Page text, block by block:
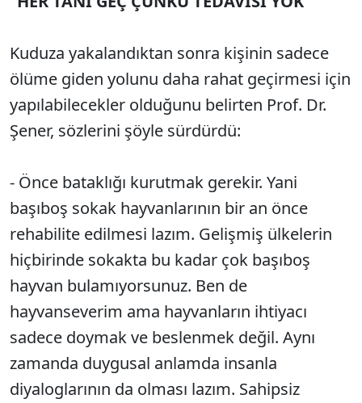
Kuduza yakalandıktan sonra kişinin sadece
ölüme giden yolunu daha rahat geçirmesi için
yapılabilecekler olduğunu belirten Prof. Dr.
Şener, sözlerini şöyle sürdürdü:
- Önce bataklığı kurutmak gerekir. Yani
başıboş sokak hayvanlarının bir an önce
rehabilite edilmesi lazım. Gelişmiş ülkelerin
hiçbirinde sokakta bu kadar çok başıboş
hayvan bulamıyorsunuz. Ben de
hayvanseverim ama hayvanların ihtiyacı
sadece doymak ve beslenmek değil. Aynı
zamanda duygusal anlamda insanla
diyaloglarının da olması lazım. Sahipsiz